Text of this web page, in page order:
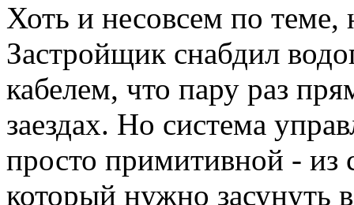
Хоть и несовсем по теме,
Застройщик снабдил
кабелем, что пару раз
заездах. Но система
просто примитивной - из
который нужно засунуть